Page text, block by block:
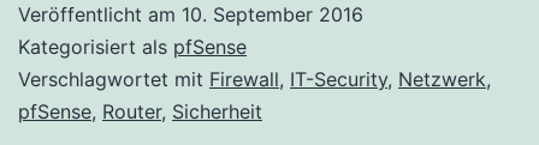
Veröffentlicht am 10. September 2016
Kategorisiert als pfSense
Verschlagwortet mit Firewall, IT-Security, Netzwerk,
pfSense, Router, Sicherheit